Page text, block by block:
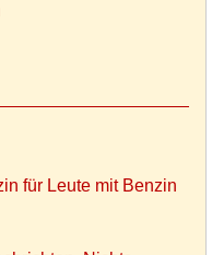
für Leute mit Benzin